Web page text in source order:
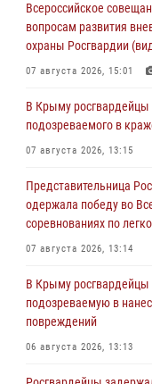
Всероссийское
вопросам развития
охраны Росгвардии
07 августа 2026, 15:01
В Крыму
подозреваемого в
07 августа 2026, 13:15
Представительница
одержала победу во
соревнованиях по
07 августа 2026, 13:14
В Крыму
подозреваемую в
повреждений
06 августа 2026, 13:13